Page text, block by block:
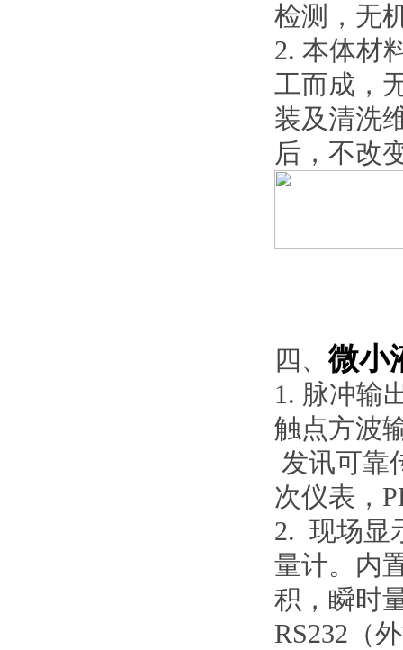
检测，无
2. 本体材
工而成，
装及清洗
后，不改
四、微小
1. 脉冲输
触点方波
发讯可靠
次仪表，
2. 现场显
量计。内
积，瞬时
RS232（